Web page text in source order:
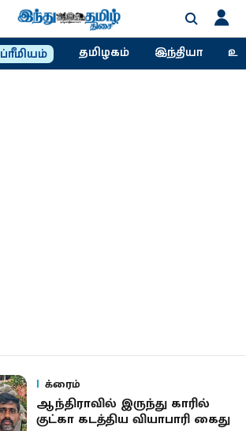
ப்ரீமியம் தமிழகம் இந்தியா
க்ரைம்
ஆந்திராவில் இருந்து காரில்
குட்கா கடத்திய வியாபாரி கைது